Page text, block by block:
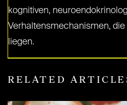
kognitiven,
Verhaltensmechanismen, die
liegen.
RELATED